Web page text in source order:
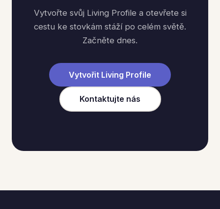
Vytvořte svůj Living Profile a otevřete si
cestu ke stovkám stáží po celém světě.
Začněte dnes.
Vytvořit Living Profile
Kontaktujte nás